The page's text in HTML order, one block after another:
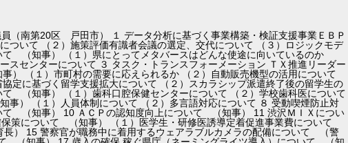
南第20区 戸田市） １ データ分析に基づく事業構築・検証支援事業ＥＢＰ
いて （２）施策評価有識者会議の選定、交代について （３）ロジックモデ
（知事） （１）県にとってメタバースはどんな使途に向いているのか
スセンターについて ３ タスク・トランスフォーメーション ＴＸ推進リーダー
（１）市町村の需要に応えられるか （２）自動販売機型の活用について
定に基づく留学支援拡大について （２）スカラシップ派遣終了後の留学生の
（知事） （１）歯科口腔保健センターについて （２）学校歯科医について
） （１）人員体制について （２）多言語対応について ８ 受動喫煙防止対
（知事） 10 ＡＣＰの認知度向上について （知事） 11 渋沢ＭＩＸについ
について （知事） （１）医学生・研修医誘導定着促進事業費について
） 15 警察官が職務中に着用するウェアラブルカメラの配備について （警